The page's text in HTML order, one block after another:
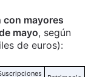
mayores
mayo, según
de euros):